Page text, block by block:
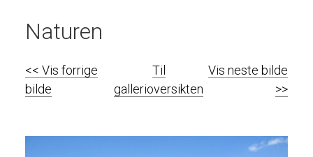
Naturen
<< Vis forrige
bilde
Til
gallerioversikten
Vis neste bilde
>>